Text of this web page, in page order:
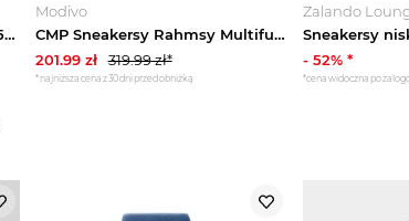
HUGO Sneakersy Morrie 50548503 Beżowy
Modivo
CMP Sneakersy Rahmsy Multifunctional 3Q65877 Beżowy
201.99zł 319.99zł*
*najniższa cena z 30 dni przed obniżką
Zalando
-52% *
*cena widoczna po